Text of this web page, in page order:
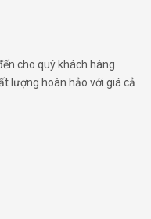
cho quý khách hàng
lượng hoàn hảo với giá cả